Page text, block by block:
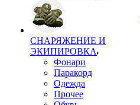
СНАРЯЖЕНИЕ И
ЭКИПИРОВКА
Фонари
Паракорд
Одежда
Прочее